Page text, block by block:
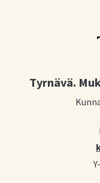
Tyrnävä.